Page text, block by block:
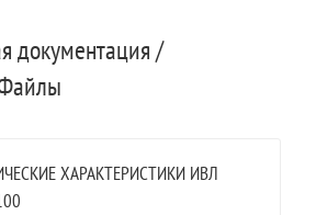
документация /
ХАРАКТЕРИСТИКИ ИВЛ